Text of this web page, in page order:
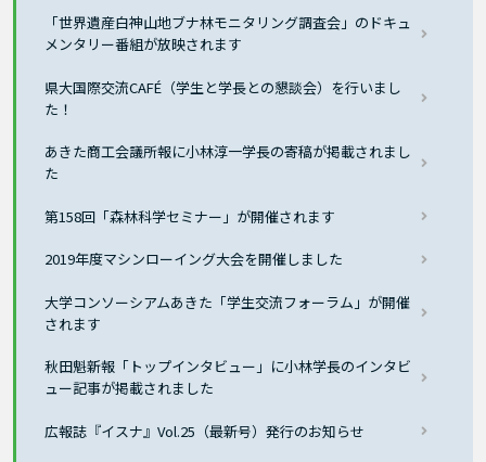
「世界遺産白神山地ブナ林モニタリング調査会」のドキュ
メンタリー番組が放映されます
県大国際交流CAFÉ（学生と学長との懇談会）を行いまし
た！
あきた商工会議所報に小林淳一学長の寄稿が掲載されまし
た
第158回「森林科学セミナー」が開催されます
2019年度マシンローイング大会を開催しました
大学コンソーシアムあきた「学生交流フォーラム」が開催
されます
秋田魁新報「トップインタビュー」に小林学長のインタビ
ュー記事が掲載されました
広報誌『イスナ』Vol.25（最新号）発行のお知らせ